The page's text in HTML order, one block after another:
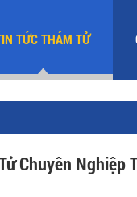
TỨC THÁM TỬ
Chuyên Nghiệp